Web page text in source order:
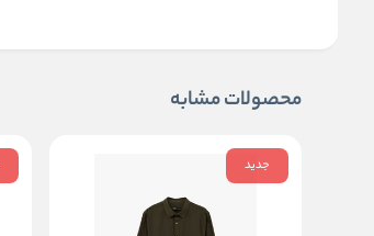
محصولات مشابه
جدید